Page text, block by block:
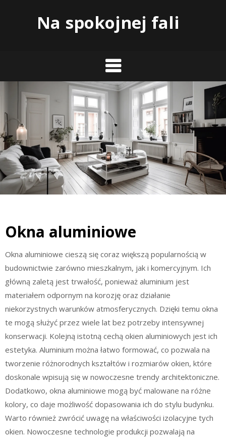
Na spokojnej fali
Okna aluminiowe
Okna aluminiowe cieszą się coraz większą popularnością w
budownictwie zarówno mieszkalnym, jak i komercyjnym. Ich
główną zaletą jest trwałość, ponieważ aluminium jest
materiałem odpornym na korozję oraz działanie
niekorzystnych warunków atmosferycznych. Dzięki temu okna
te mogą służyć przez wiele lat bez potrzeby intensywnej
konserwacji. Kolejną istotną cechą okien aluminiowych jest ich
estetyka. Aluminium można łatwo formować, co pozwala na
tworzenie różnorodnych kształtów i rozmiarów okien, które
doskonale wpisują się w nowoczesne trendy architektoniczne.
Dodatkowo, okna aluminiowe mogą być malowane na różne
kolory, co daje możliwość dopasowania ich do stylu budynku.
Warto również zwrócić uwagę na właściwości izolacyjne tych
okien. Nowoczesne technologie produkcji pozwalają na